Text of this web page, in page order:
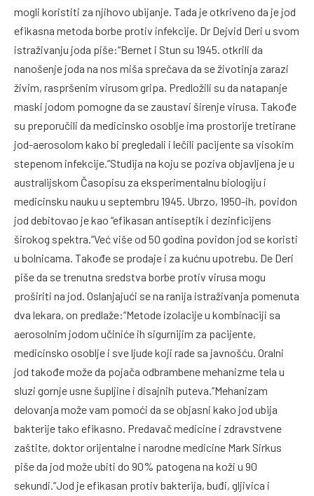
mogli koristiti za njihovo ubijanje. Tada je otkriveno da je jod
efikasna metoda borbe protiv infekcije. Dr Dejvid Deri u svom
istraživanju joda piše:“Bernet i Stun su 1945. otkrili da
nanošenje joda na nos miša sprečava da se životinja zarazi
živim, raspršenim virusom gripa. Predložili su da natapanje
maski jodom pomogne da se zaustavi širenje virusa. Takođe
su preporučili da medicinsko osoblje ima prostorije tretirane
jod-aerosolom kako bi pregledali i lečili pacijente sa visokim
stepenom infekcije.”Studija na koju se poziva objavljena je u
australijskom Časopisu za eksperimentalnu biologiju i
medicinsku nauku u septembru 1945. Ubrzo, 1950-ih, povidon
jod debitovao je kao “efikasan antiseptik i dezinficijens
širokog spektra.”Već više od 50 godina povidon jod se koristi
u bolnicama. Takođe se prodaje i za kućnu upotrebu. De Deri
piše da se trenutna sredstva borbe protiv virusa mogu
proširiti na jod. Oslanjajući se na ranija istraživanja pomenuta
dva lekara, on predlaže:“Metode izolacije u kombinaciji sa
aerosolnim jodom učiniće ih sigurnijim za pacijente,
medicinsko osoblje i sve ljude koji rade sa javnošću. Oralni
jod takođe može da pojača odbrambene mehanizme tela u
sluzi gornje usne šupljine i disajnih puteva.”Mehanizam
delovanja može vam pomoći da se objasni kako jod ubija
bakterije tako efikasno. Predavač medicine i zdravstvene
zaštite, doktor orijentalne i narodne medicine Mark Sirkus
piše da jod može ubiti do 90% patogena na koži u 90
sekundi.“Jod je efikasan protiv bakterija, buđi, gljivica i